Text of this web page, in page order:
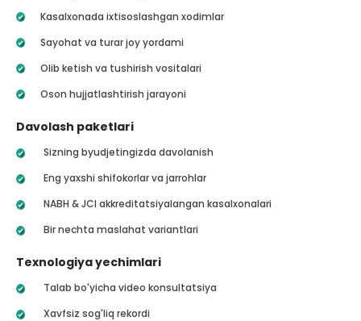
Kasalxonada ixtisoslashgan xodimlar
Sayohat va turar joy yordami
Olib ketish va tushirish vositalari
Oson hujjatlashtirish jarayoni
Davolash paketlari
Sizning byudjetingizda davolanish
Eng yaxshi shifokorlar va jarrohlar
NABH & JCI akkreditatsiyalangan kasalxonalari
Bir nechta maslahat variantlari
Texnologiya yechimlari
Talab bo'yicha video konsultatsiya
Xavfsiz sog'liq rekordi